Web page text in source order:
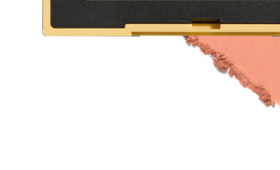
素敵なギフ
ポイントを